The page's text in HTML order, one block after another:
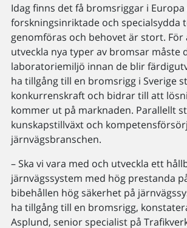
Idag finns det få bromsriggar i
forskningsinriktade och specialsydda
genomföras och behovet är stort. För
utveckla nya typer av bromsar måste
laboratoriemiljö innan de blir
ha tillgång till en bromsrigg i Sverige
konkurrenskraft och bidrar till att
kommer ut på marknaden. Parallellt
kunskapstillväxt och
järnvägsbranschen.
– Ska vi vara med och utveckla ett
järnvägssystem med hög prestanda
bibehållen hög säkerhet på
ha tillgång till en bromsrigg,
Asplund, senior specialist på